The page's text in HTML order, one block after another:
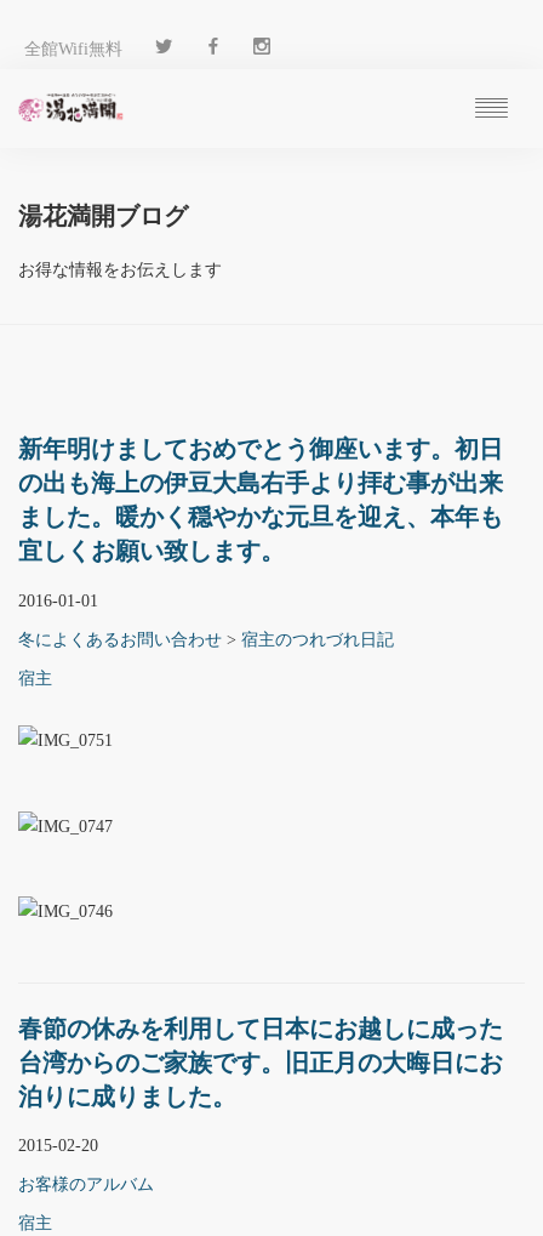
全館Wifi無料
過ごし方
客 室
温 泉
ENGLISH
湯花満開ブログ
お得な情報をお伝えします
新年明けましておめでとう御座います。初日
の出も海上の伊豆大島右手より拝む事が出来
ました。暖かく穏やかな元旦を迎え、本年も
宜しくお願い致します。
2016-01-01
冬によくあるお問い合わせ > 宿主のつれづれ日記
宿主
春節の休みを利用して日本にお越しに成った
台湾からのご家族です。旧正月の大晦日にお
泊りに成りました。
2015-02-20
お客様のアルバム
宿主